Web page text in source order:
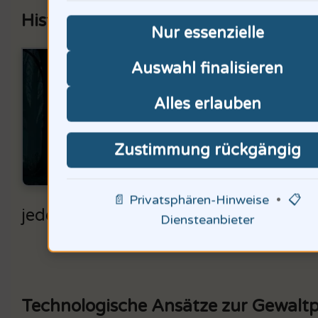
Historische Perspektiven auf
jeden Bildungsbereich integriert
Technologische Ansätze zur
Nur essenzielle
Auswahl finalisieren
Alles erlauben
Zustimmung rückgängig
📄 Privatsphären-Hinweise • 📋
Diensteanbieter